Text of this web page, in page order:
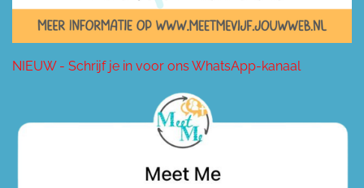
NIEUW - Schrijf je in voor ons WhatsApp-kanaal